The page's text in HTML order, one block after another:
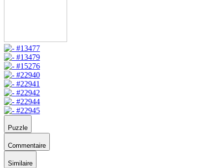
Puzzle
Commentaire
Similaire